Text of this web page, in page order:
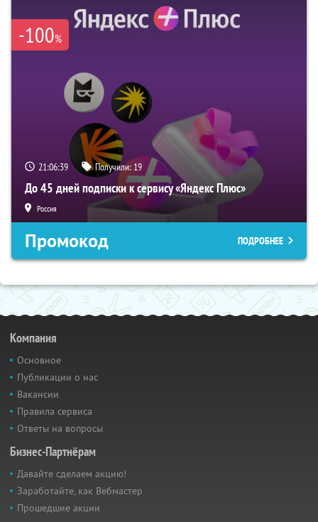
-100%
21:06:38 Получили: 19
До 45 дней подписки к сервису «Яндекс Плюс»
Россия
Промокод ПОДРОБНЕЕ
Компания
Основное
Публикации о нас
Вакансии
Правила сервиса
Ответы на вопросы
Бизнес-Партнёрам
Давайте сделаем акцию!
Заработайте, как Вебмастер
Прошедшие акции